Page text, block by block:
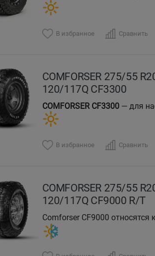
В избранное Сравнить
COMFORSER 275/55
120/117Q CF3300
COMFORSER CF3300— для
В избранное Сравнить
COMFORSER 275/55
120/117Q CF9000 R/T
Comforser CF9000
блоки и канавки для